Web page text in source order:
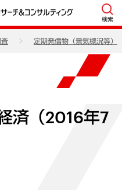
検索
定期発信物（景気概況等）
済（2016年7